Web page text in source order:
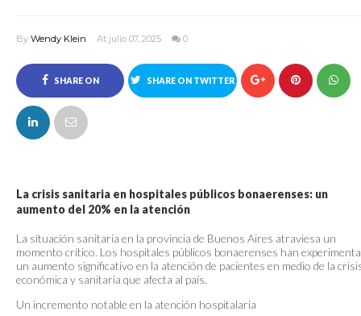
By Wendy Klein At julio 07, 2025 0
SHARE ON
FACEBOOK
SHARE ON TWITTER
La crisis sanitaria en hospitales públicos bonaerenses: un
aumento del 20% en la atención
La situación sanitaria en la provincia de Buenos Aires atraviesa un
momento crítico. Los hospitales públicos bonaerenses han
un aumento significativo en la atención de pacientes en medio de la
económica y sanitaria que afecta al país.
Un incremento notable en la atención hospitalaria